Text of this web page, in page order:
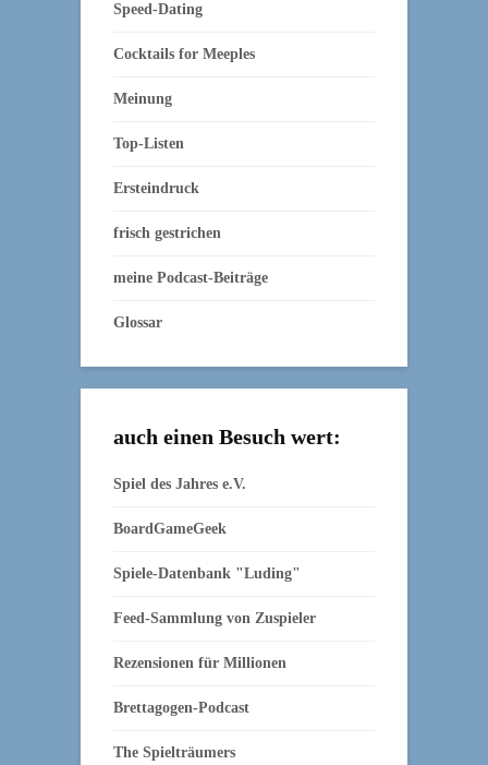
Speed-Dating
Cocktails for Meeples
Meinung
Top-Listen
Ersteindruck
frisch gestrichen
meine Podcast-Beiträge
Glossar
auch einen Besuch wert:
Spiel des Jahres e.V.
BoardGameGeek
Spiele-Datenbank "Luding"
Feed-Sammlung von Zuspieler
Rezensionen für Millionen
Brettagogen-Podcast
The Spielträumers